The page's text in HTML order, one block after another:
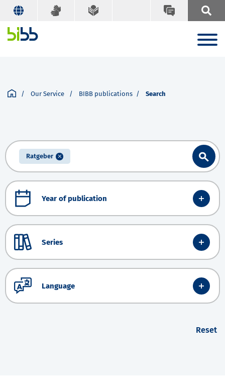
Our Service BIBB publications Search
Ratgeber
Year of publication
Series
Language
Reset